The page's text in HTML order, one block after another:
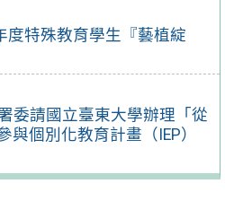
度特殊教育學生『藝植綻
委請國立臺東大學辦理「從
個別化教育計畫（IEP）